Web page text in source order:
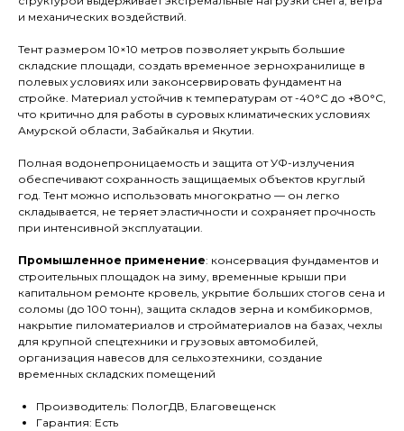
и механических воздействий.​
Тент размером 10×10 метров позволяет укрыть большие
складские площади, создать временное зернохранилище в
полевых условиях или законсервировать фундамент на
стройке. Материал устойчив к температурам от -40°C до +80°C,
что критично для работы в суровых климатических условиях
Амурской области, Забайкалья и Якутии.​
Полная водонепроницаемость и защита от УФ-излучения
обеспечивают сохранность защищаемых объектов круглый
год. Тент можно использовать многократно — он легко
складывается, не теряет эластичности и сохраняет прочность
при интенсивной эксплуатации.​
Промышленное применение: консервация фундаментов и
строительных площадок на зиму, временные крыши при
капитальном ремонте кровель, укрытие больших стогов сена и
соломы (до 100 тонн), защита складов зерна и комбикормов,
накрытие пиломатериалов и стройматериалов на базах, чехлы
для крупной спецтехники и грузовых автомобилей,
организация навесов для сельхозтехники, создание
временных складских помещений
Производитель: ПологДВ, Благовещенск
Гарантия: Есть